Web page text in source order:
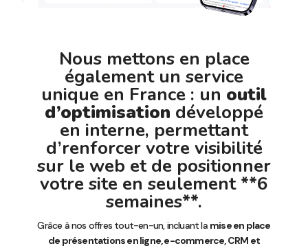
Nous mettons en place
également un service
unique en France : un outil
d’optimisation développé
en interne, permettant
d’renforcer votre visibilité
sur le web et de positionner
votre site en seulement **6
semaines**.
Grâce à nos offres tout-en-un, incluant la mise en place
de présentations en ligne, e-commerce, CRM et